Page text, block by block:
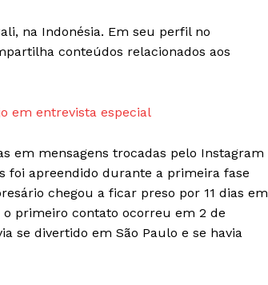
na Indonésia. Em seu perfil no
conteúdos relacionados aos
em entrevista especial
em mensagens trocadas pelo Instagram
foi apreendido durante a primeira fase
chegou a ficar preso por 11 dias em
o primeiro contato ocorreu em 2 de
se divertido em São Paulo e se havia